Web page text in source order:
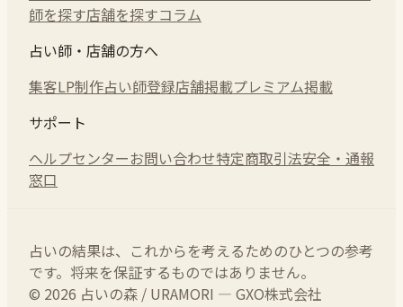
師を探す店舗を探すコラム
占い師・店舗の方へ
集客LP制作占い師登録店舗掲載プレミアム掲載
サポート
ヘルプセンターお問い合わせ特定商取引法安全・通報
窓口
占いの結果は、これからを考えるためのひとつの参考
です。将来を保証するものではありません。
© 2026 占いの森 / URAMORI — GXO株式会社